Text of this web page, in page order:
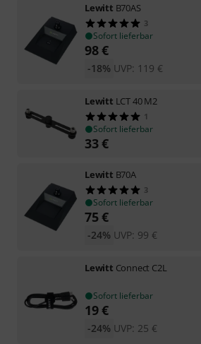
Lewitt B70AS
3
Sofort lieferbar
98€
UVP: 119 €
-18%
Lewitt LCT 40 M2
1
Sofort lieferbar
33€
Lewitt B70A
3
Sofort lieferbar
75€
UVP: 99 €
-24%
Lewitt Connect C2L
Sofort lieferbar
19€
UVP: 25 €
-24%